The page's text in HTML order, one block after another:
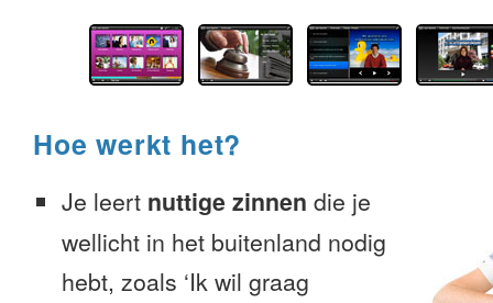
Hoe werkt het?
Je leert nuttige zinnen die je
wellicht in het buitenland nodig
hebt, zoals ‘Ik wil graag